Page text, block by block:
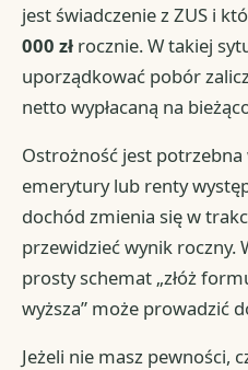
jest świadczenie z ZUS i
000 zł rocznie. W takiej
uporządkować pobór
netto wypłacaną na
Ostrożność jest
emerytury lub renty
dochód zmienia się w
przewidzieć wynik roczny.
prosty schemat „złóż
wyższa” może prowadzić
Jeżeli nie masz pewności,